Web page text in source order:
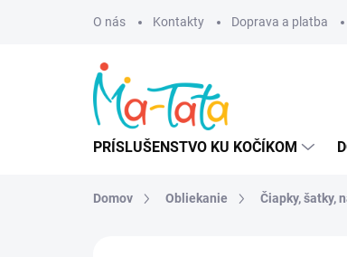
O nás Kontakty Doprava a platba
PRÍSLUŠENSTVO KU KOČÍKOM
Domov Obliekanie Čiapky, šatky,